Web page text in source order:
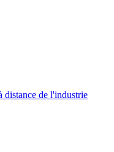
distance de l'industrie